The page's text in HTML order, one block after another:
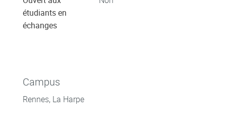
étudiants en
échanges
Campus
Rennes, La Harpe